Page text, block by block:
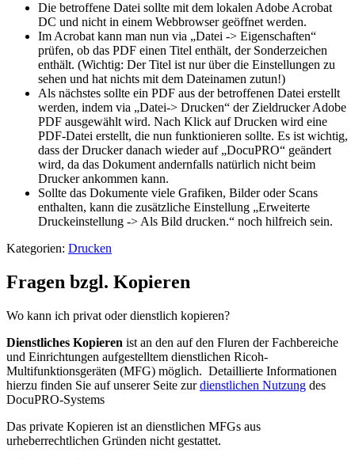
Die betroffene Datei sollte mit dem lokalen Adobe Acrobat
DC und nicht in einem Webbrowser geöffnet werden.
Im Acrobat kann man nun via „Datei -> Eigenschaften“
prüfen, ob das PDF einen Titel enthält, der Sonderzeichen
enthält. (Wichtig: Der Titel ist nur über die Einstellungen zu
sehen und hat nichts mit dem Dateinamen zutun!)
Als nächstes sollte ein PDF aus der betroffenen Datei erstellt
werden, indem via „Datei-> Drucken“ der Zieldrucker Adobe
PDF ausgewählt wird. Nach Klick auf Drucken wird eine
PDF-Datei erstellt, die nun funktionieren sollte. Es ist wichtig,
dass der Drucker danach wieder auf „DocuPRO“ geändert
wird, da das Dokument andernfalls natürlich nicht beim
Drucker ankommen kann.
Sollte das Dokumente viele Grafiken, Bilder oder Scans
enthalten, kann die zusätzliche Einstellung „Erweiterte
Druckeinstellung -> Als Bild drucken.“ noch hilfreich sein.
Kategorien: Drucken
Fragen bzgl. Kopieren
Wo kann ich privat oder dienstlich kopieren?
Dienstliches Kopieren ist an den auf den Fluren der Fachbereiche
und Einrichtungen aufgestelltem dienstlichen Ricoh-
Multifunktionsgeräten (MFG) möglich. Detaillierte Informationen
hierzu finden Sie auf unserer Seite zurdienstlichen Nutzung des
DocuPRO-Systems
Das private Kopieren ist an dienstlichen MFGs aus
urheberrechtlichen Gründen nicht gestattet.